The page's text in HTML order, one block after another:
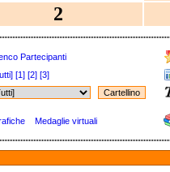
2
Partecipanti
[1] [2] [3]
Medaglie virtuali